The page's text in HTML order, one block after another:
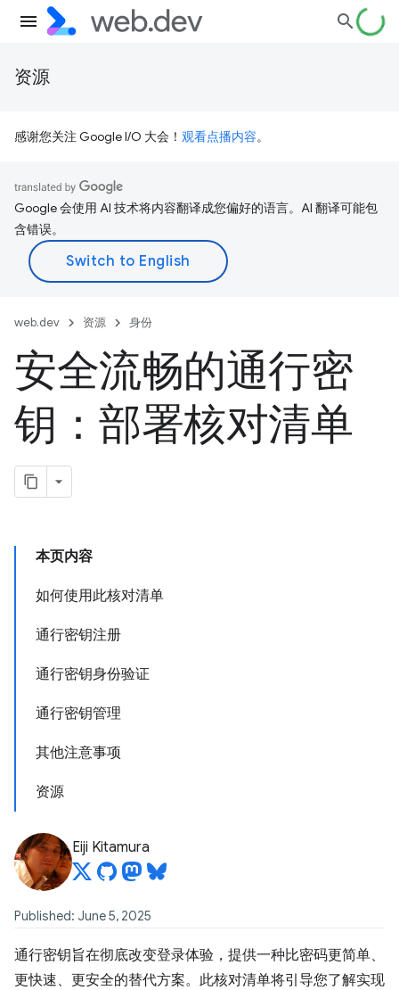
资源
感谢您关注 Google I/O 大会！ 观看点播内容。
Google 会使用 AI 技术将内容翻译成您偏好的语言。AI 翻译可能包
含错误。
web.dev 资源 身份
安全流畅的通行密
钥：部署核对清单
本页内容
如何使用此核对清单
通行密钥注册
通行密钥身份验证
通行密钥管理
其他注意事项
资源
Eiji Kitamura
Published: June 5, 2025
通行密钥旨在彻底改变登录体验，提供一种比密码更简单、
更快速、更安全的替代方案。此核对清单将引导您了解实现